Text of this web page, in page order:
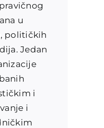
u
političkih
Jedan
i
i